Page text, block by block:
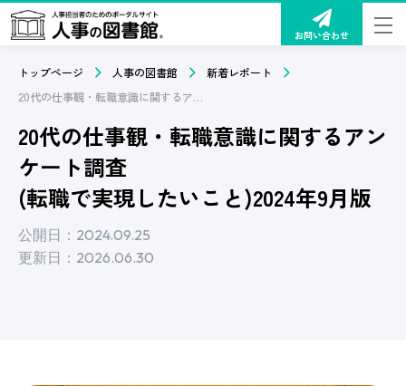
お問い合わせ
トップページ 人事の図書館
新着レポート
20代の仕事観・転職意識に関するアンケート調査(転職で実現したいこと)2024年9月版
20代の仕事観・転職意識に関するアン
ケート調査
(転職で実現したいこと)2024年9月版
公開日：2024.09.25
更新日：2026.06.30